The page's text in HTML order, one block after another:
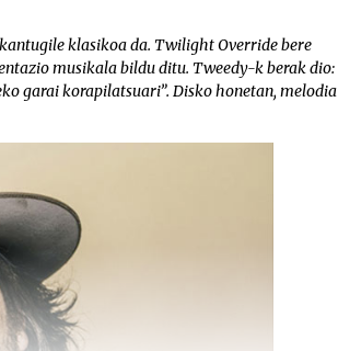
klasikoa da. Twilight Override bere
musikala bildu ditu. Tweedy-k berak dio:
garai korapilatsuari”. Disko honetan, melodia